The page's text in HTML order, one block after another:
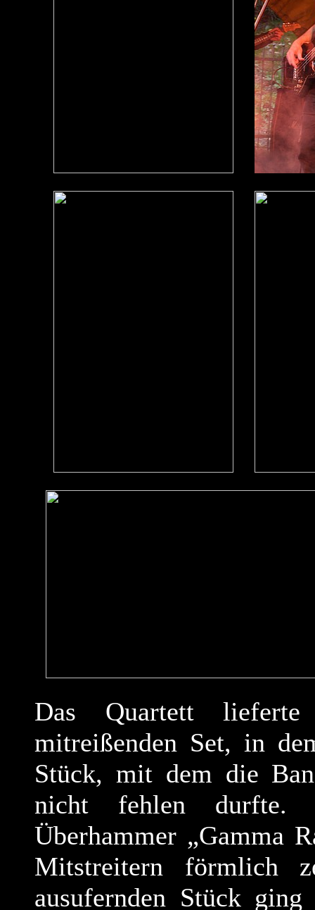
Das Quartett
mitreißenden Set, in
Stück, mit dem die
nicht fehlen durfte.
Überhammer „Gamma
Mitstreitern förmlich
ausufernden Stück